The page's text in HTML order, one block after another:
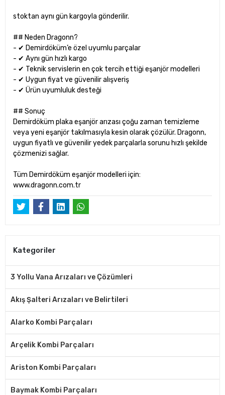
stoktan aynı gün kargoyla gönderilir.
## Neden Dragonn?
- ✔ Demirdöküm’e özel uyumlu parçalar
- ✔ Aynı gün hızlı kargo
- ✔ Teknik servislerin en çok tercih ettiği eşanjör modelleri
- ✔ Uygun fiyat ve güvenilir alışveriş
- ✔ Ürün uyumluluk desteği
## Sonuç
Demirdöküm plaka eşanjör arızası çoğu zaman temizleme
veya yeni eşanjör takılmasıyla kesin olarak çözülür. Dragonn,
uygun fiyatlı ve güvenilir yedek parçalarla sorunu hızlı şekilde
çözmenizi sağlar.
Tüm Demirdöküm eşanjör modelleri için:
www.dragonn.com.tr
Kategoriler
3 Yollu Vana Arızaları ve Çözümleri
Akış Şalteri Arızaları ve Belirtileri
Alarko Kombi Parçaları
Arçelik Kombi Parçaları
Ariston Kombi Parçaları
Baymak Kombi Parçaları